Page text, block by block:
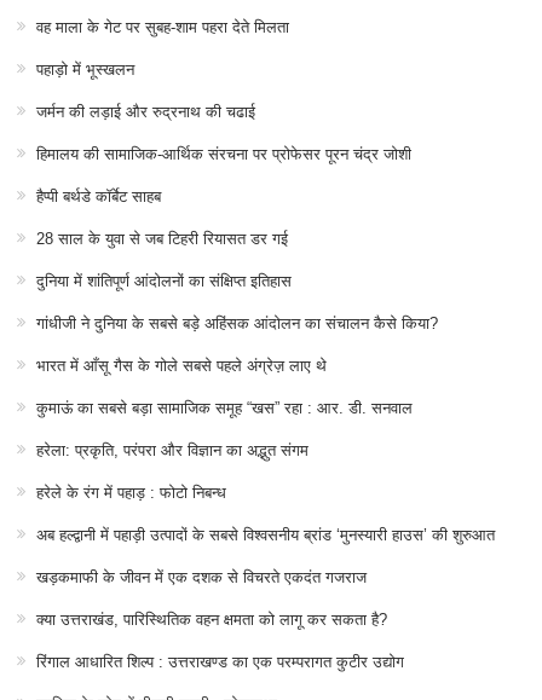
वह माला के गेट पर सुबह-शाम पहरा देते मिलता
पहाड़ो में भूस्खलन
जर्मन की लड़ाई और रुद्रनाथ की चढाई
हिमालय की सामाजिक-आर्थिक संरचना पर प्रोफेसर पूरन चंद्र जोशी
हैप्पी बर्थडे कॉर्बेट साहब
28 साल के युवा से जब टिहरी रियासत डर गई
दुनिया में शांतिपूर्ण आंदोलनों का संक्षिप्त इतिहास
गांधीजी ने दुनिया के सबसे बड़े अहिंसक आंदोलन का संचालन कैसे किया?
भारत में आँसू गैस के गोले सबसे पहले अंग्रेज़ लाए थे
कुमाऊं का सबसे बड़ा सामाजिक समूह “खस” रहा : आर. डी. सनवाल
हरेला: प्रकृति, परंपरा और विज्ञान का अद्भुत संगम
हरेले के रंग में पहाड़ : फोटो निबन्ध
अब हल्द्वानी में पहाड़ी उत्पादों के सबसे विश्वसनीय ब्रांड ‘मुनस्यारी हाउस’ की शुरुआत
खड़कमाफी के जीवन में एक दशक से विचरते एकदंत गजराज
क्या उत्तराखंड, पारिस्थितिक वहन क्षमता को लागू कर सकता है?
रिंगाल आधारित शिल्प : उत्तराखण्ड का एक परम्परागत कुटीर उद्योग